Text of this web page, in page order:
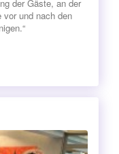
der Gäste, an der
vor und nach den